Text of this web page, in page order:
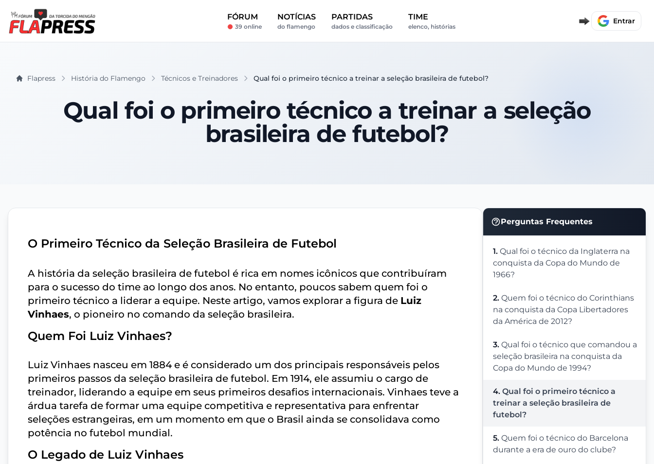
FÓRUM
39 online
NOTÍCIAS
do flamengo
PARTIDAS
dados e classificação
TIME
elenco, histórias
Entrar
Flapress História do Flamengo Técnicos e Treinadores Qual foi o primeiro técnico a treinar a seleção brasileira de futebol?
Qual foi o primeiro técnico a treinar a seleção
brasileira de futebol?
Perguntas Frequentes
1. Qual foi o técnico da Inglaterra na
conquista da Copa do Mundo de
1966?
2. Quem foi o técnico do Corinthians
na conquista da Copa Libertadores
da América de 2012?
3. Qual foi o técnico que comandou a
seleção brasileira na conquista da
Copa do Mundo de 1994?
4. Qual foi o primeiro técnico a
treinar a seleção brasileira de
futebol?
5. Quem foi o técnico do Barcelona
durante a era de ouro do clube?
O Primeiro Técnico da Seleção Brasileira de Futebol
A história da seleção brasileira de futebol é rica em nomes icônicos que contribuíram
para o sucesso do time ao longo dos anos. No entanto, poucos sabem quem foi o
primeiro técnico a liderar a equipe. Neste artigo, vamos explorar a figura de Luiz
Vinhaes, o pioneiro no comando da seleção brasileira.
Quem Foi Luiz Vinhaes?
Luiz Vinhaes nasceu em 1884 e é considerado um dos principais responsáveis pelos
primeiros passos da seleção brasileira de futebol. Em 1914, ele assumiu o cargo de
treinador, liderando a equipe em seus primeiros desafios internacionais. Vinhaes teve a
árdua tarefa de formar uma equipe competitiva e representativa para enfrentar
seleções estrangeiras, em um momento em que o Brasil ainda se consolidava como
potência no futebol mundial.
O Legado de Luiz Vinhaes